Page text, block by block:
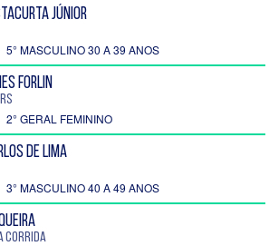
JÚNIOR
5° MASCULINO 30 A 39 ANOS
FORLIN
2° GERAL FEMININO
DE LIMA
3° MASCULINO 40 A 49 ANOS
Corrida